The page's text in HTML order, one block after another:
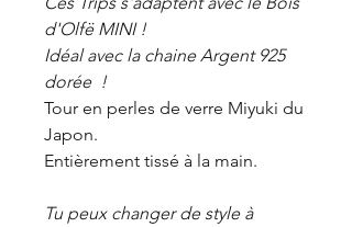
d'Olfë MINI !
Idéal avec la chaine Argent 925
dorée !
Tour en perles de verre Miyuki du
Japon.
Entièrement tissé à la main.
Tu peux changer de style à